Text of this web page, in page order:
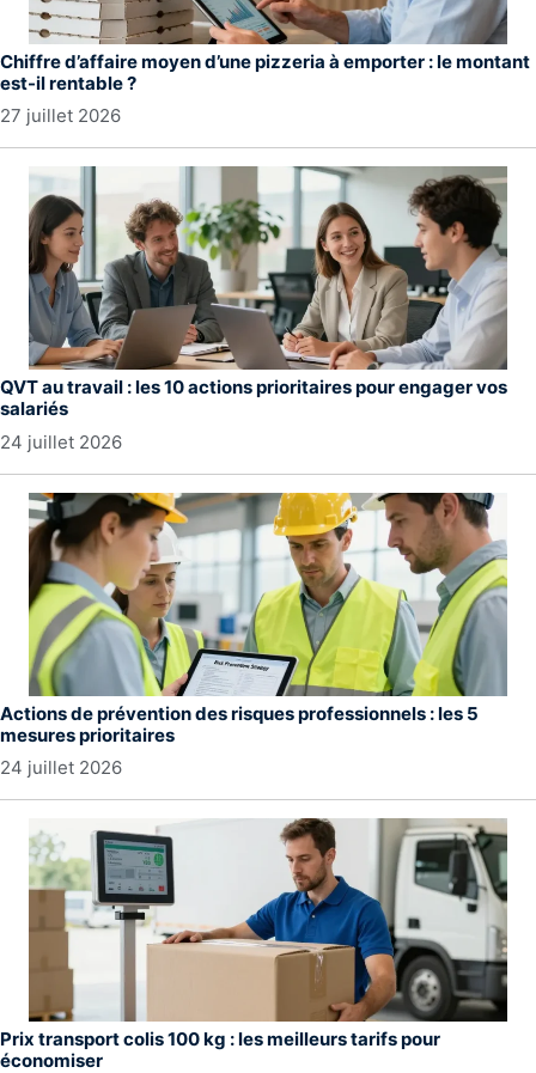
Chiffre d’affaire moyen d’une pizzeria à emporter : le montant
est-il rentable ?
27 juillet 2026
QVT au travail : les 10 actions prioritaires pour engager vos
salariés
24 juillet 2026
Actions de prévention des risques professionnels : les 5
mesures prioritaires
24 juillet 2026
Prix transport colis 100 kg : les meilleurs tarifs pour
économiser